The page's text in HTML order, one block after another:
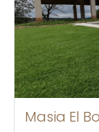
Masia El